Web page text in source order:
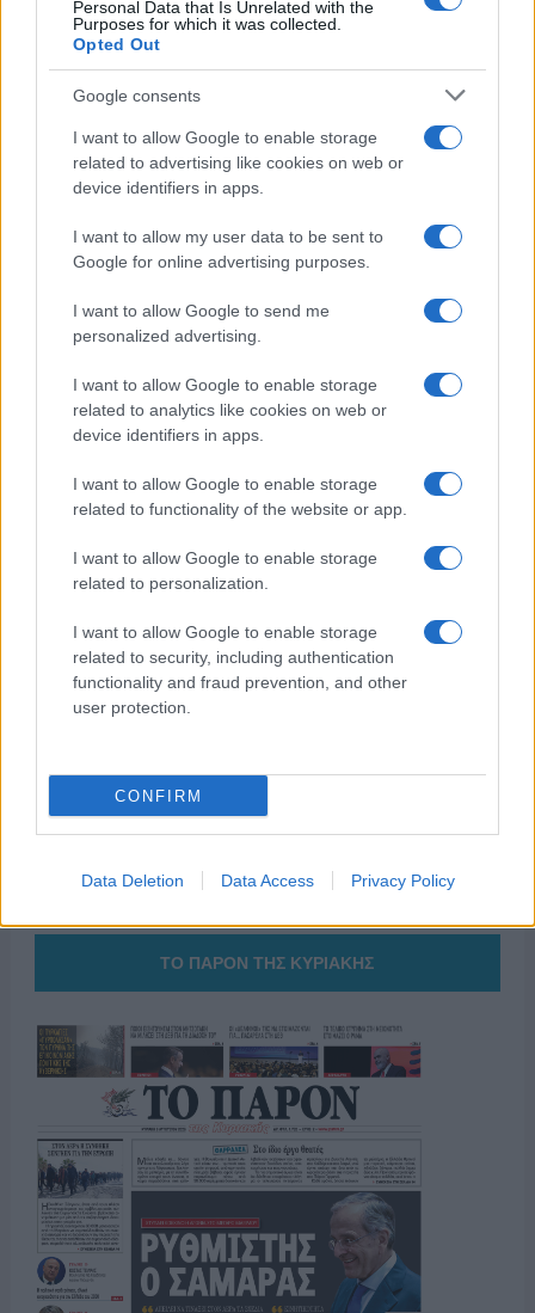
Personal Data that Is Unrelated with the
Purposes for which it was collected.
Opted Out
Google consents
I want to allow Google to enable storage
related to advertising like cookies on web or
device identifiers in apps.
I want to allow my user data to be sent to
Google for online advertising purposes.
I want to allow Google to send me
personalized advertising.
I want to allow Google to enable storage
related to analytics like cookies on web or
device identifiers in apps.
I want to allow Google to enable storage
related to functionality of the website or app.
I want to allow Google to enable storage
related to personalization.
I want to allow Google to enable storage
related to security, including authentication
functionality and fraud prevention, and other
user protection.
CONFIRM
Data Deletion Data Access Privacy Policy
της Ζωής μας
Οι άνθρωποι, οι αυθεντικές ιστορίες,
το ελληνικό καλοκαίρι και ένας
ΟΣΑ ΧΡΕΙΑΖΕΣΑΙ
ΓΙΑ ΤΟ ΚΑΛΟΚΑΙΡΙ ΣΟΥ →
ΤΟ ΠΑΡΟΝ ΤΗΣ ΚΥΡΙΑΚΗΣ